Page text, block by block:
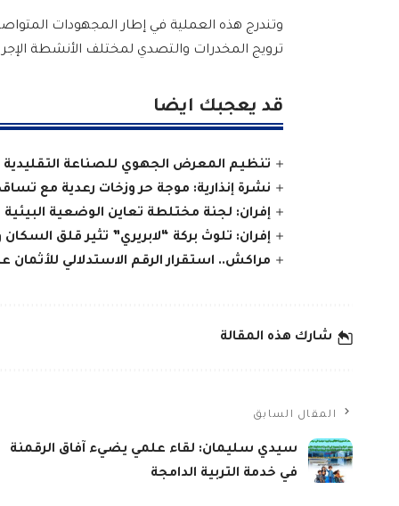
وتندرج هذه العملية في إطار المجهودات
ترويج المخدرات والتصدي لمختلف الأنشطة
قد يعجبك ايضا
تنظيم المعرض الجهوي للصناعة التقليدية
نشرة إنذارية: موجة حر وزخات رعدية مع
إفران: لجنة مختلطة تعاين الوضعية
إفران: تلوث بركة “لابريري” تثير قلق
مراكش.. استقرار الرقم الاستدلالي
شارك هذه المقالة
المقال السابق
سيدي سليمان: لقاء علمي يضيء آفاق الرقمنة
في خدمة التربية الدامجة